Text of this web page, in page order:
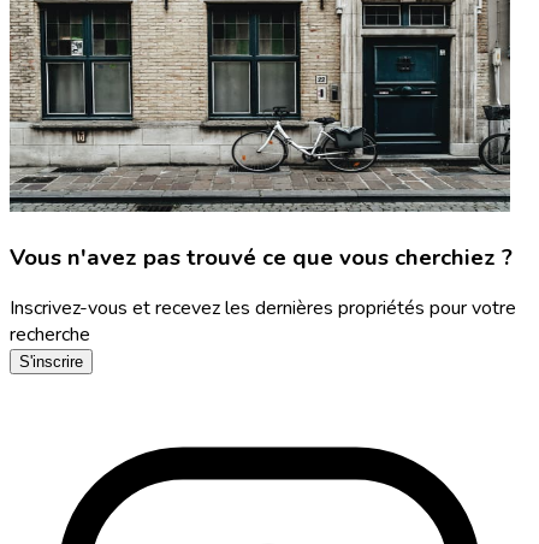
Vous n'avez pas trouvé ce que vous cherchiez ?
Inscrivez-vous et recevez les dernières propriétés pour votre
recherche
S'inscrire